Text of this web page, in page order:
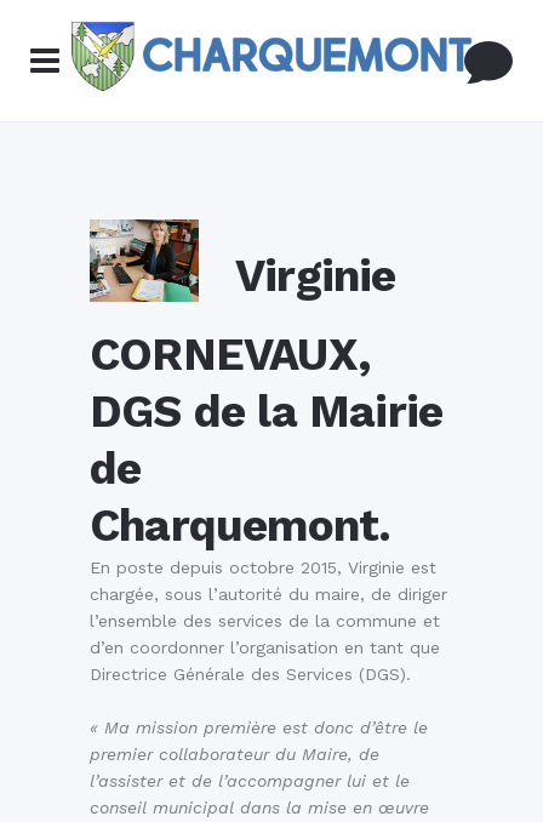
Virginie
CORNEVAUX,
DGS de la Mairie
de
Charquemont.
En poste depuis octobre 2015, Virginie est
chargée, sous l’autorité du maire, de diriger
l’ensemble des services de la commune et
d’en coordonner l’organisation en tant que
Directrice Générale des Services (DGS).
« Ma mission première est donc d’être le
premier collaborateur du Maire, de
l’assister et de l’accompagner lui et le
conseil municipal dans la mise en œuvre